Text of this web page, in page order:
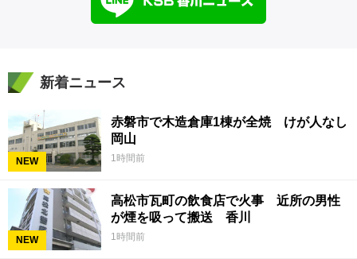
新着ニュース
NEW
赤磐市で木造倉庫1棟が全焼 けが人なし
岡山
1時間前
NEW
高松市瓦町の飲食店で火事 近所の男性
が煙を吸って搬送 香川
1時間前